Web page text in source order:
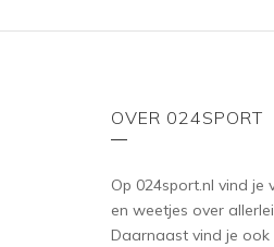
OVER 024SPORT
Op 024sport.nl vind je
en weetjes over
Daarnaast vind je ook